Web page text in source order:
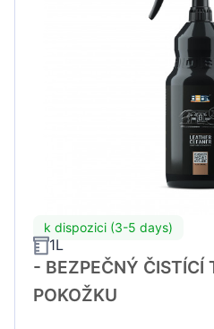
k dispozici (3-5 days)
1L
- BEZPEČNÝ ČISTÍCÍ
POKOŽKU